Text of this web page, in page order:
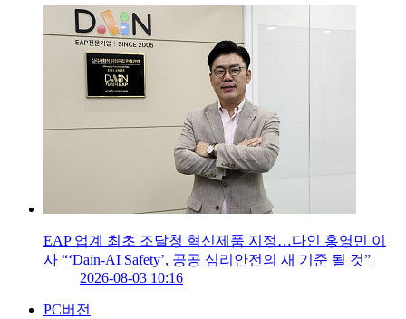
EAP 업계 최초 조달청 혁신제품 지정…다인 홍영민 이
사 “‘Dain-AI Safety’, 공공 심리안전의 새 기준 될 것”
2026-08-03 10:16
PC버전